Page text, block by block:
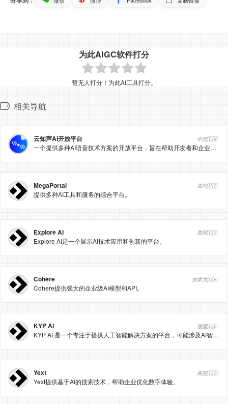
为此AIGC软件打分
暂无人打分！为此AI工具打分。
相关导航
云知声AI开放平台 中国🇨🇳
一个提供多种AI语音技术方案的开放平台，旨在帮助开发者和企业智能升级其产品。
MegaPortal 美国🇺🇸
提供多种AI工具和服务的综合平台。
Explore AI 美国🇺🇸
Explore AI是一个展示AI技术应用和创新的平台。
Cohere 加拿大🇨🇦
Cohere提供强大的企业级AI模型和API。
KYP AI 德国🇩🇪
KYP AI 是一个专注于提供人工智能解决方案的平台，可能涉及AI智能助手、AI开发框架或其他AI相关服务。
Yext 美国🇺🇸
Yext提供基于AI的搜索技术，帮助企业优化数字体验。